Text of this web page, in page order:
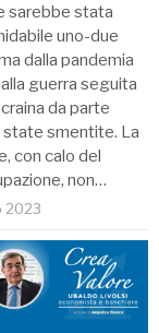
sarebbe stata
uno-due
dalla pandemia
guerra seguita
da parte
state smentite. La
con calo del
non…
2023